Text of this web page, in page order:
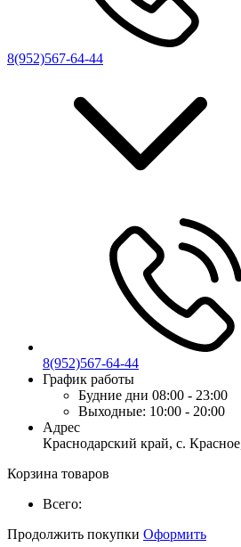
8(952)567-64-44
8(952)567-64-44
График работы
Будние дни 08:00 - 23:00
Выходные: 10:00 - 20:00
Адрес
Краснодарский край, с.
Корзина товаров
Всего:
Продолжить покупки Оформить